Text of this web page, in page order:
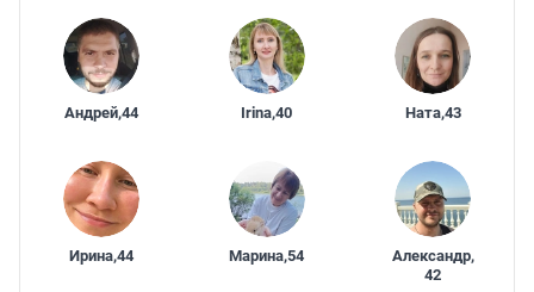
Андрей,44 Irina,40 Ната,43
Ирина,44 Марина,54 Александр,
42